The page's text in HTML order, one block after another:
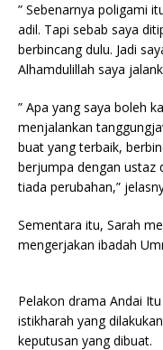
” Sebenarnya poligami
adil. Tapi sebab saya
berbincang dulu. Jadi
Alhamdulillah saya
” Apa yang saya boleh
menjalankan
buat yang terbaik,
berjumpa dengan ustaz
tiada perubahan,”
Sementara itu, Sarah
mengerjakan ibadah
Pelakon drama Andai
istikharah yang
keputusan yang dibuat.